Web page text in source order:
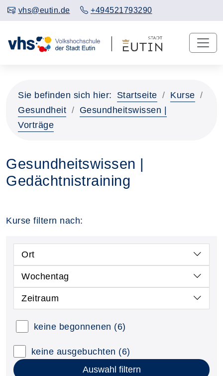
vhs@eutin.de +494521793290
Sie befinden sich hier: Startseite
Kurse
Gesundheit
Gesundheitswissen |
Vorträge
Gesundheitswissen |
Gedächtnistraining
Kurse filtern nach:
Ort
Wochentag
Zeitraum
keine begonnenen (6)
keine ausgebuchten (6)
Auswahl filtern